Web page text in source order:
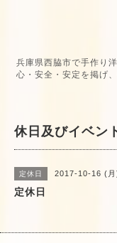
兵庫県西脇市で手作り
心・安全・安定を掲げ
休日及びイベン
定休日 2017-10-16 (月
定休日